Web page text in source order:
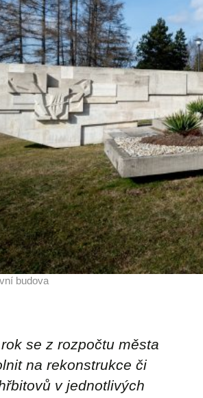
budova
se z rozpočtu města
na rekonstrukce či
v jednotlivých